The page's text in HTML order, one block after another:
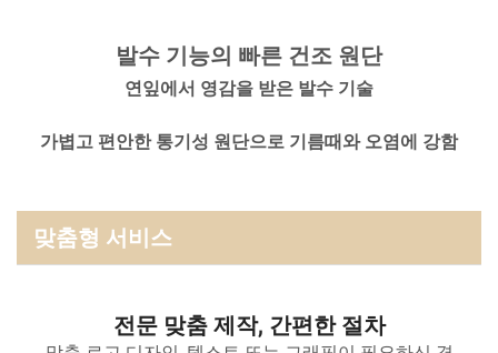
발수 기능의 빠른 건조 원단
연잎에서 영감을 받은 발수 기술
가볍고 편안한 통기성 원단으로 기름때와 오염에 강함
맞춤형 서비스
전문 맞춤 제작, 간편한 절차